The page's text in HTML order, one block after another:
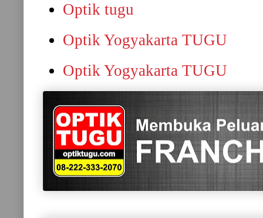
Optik tugu
Optik Yogyakarta TUGU
Optik Yogyakarta TUGU